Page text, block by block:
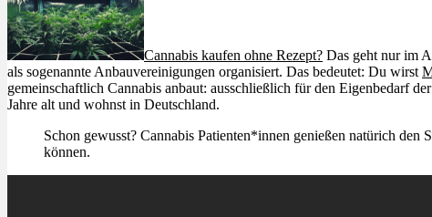
Cannabis kaufen ohne Rezept? Das geht nur im
als sogenannte Anbauvereinigungen organisiert. Das bedeutet: Du wirst
gemeinschaftlich Cannabis anbaut: ausschließlich für den Eigenbedarf
Jahre alt und wohnst in Deutschland.
Schon gewusst? Cannabis Patienten*innen genießen natürich den
können.